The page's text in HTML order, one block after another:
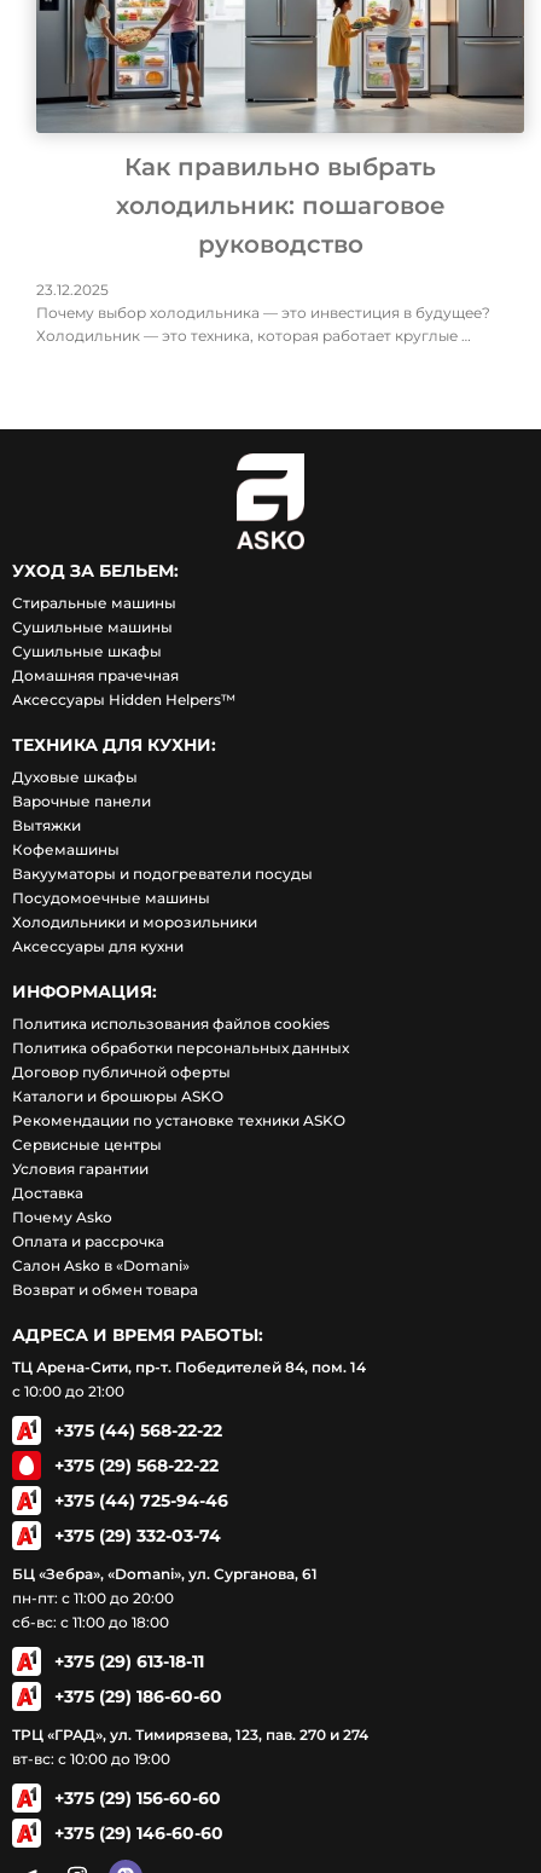
Как правильно выбрать
холодильник: пошаговое
руководство
23.12.2025
Почему выбор холодильника — это инвестиция в будущее?
Холодильник — это техника, которая работает круглые …
УХОД ЗА БЕЛЬЕМ:
Стиральные машины
Сушильные машины
Сушильные шкафы
Домашняя прачечная
Аксессуары Hidden Helpers™
ТЕХНИКА ДЛЯ КУХНИ:
Духовые шкафы
Варочные панели
Вытяжки
Кофемашины
Вакууматоры и подогреватели посуды
Посудомоечные машины
Холодильники и морозильники
Аксессуары для кухни
ИНФОРМАЦИЯ:
Политика использования файлов cookies
Политика обработки персональных данных
Договор публичной оферты
Каталоги и брошюры ASKO
Рекомендации по установке техники ASKO
Сервисные центры
Условия гарантии
Доставка
Почему Asko
Оплата и рассрочка
Салон Asko в «Domani»
Возврат и обмен товара
АДРЕСА И ВРЕМЯ РАБОТЫ:
ТЦ Арена-Сити, пр-т. Победителей 84, пом. 14
с 10:00 до 21:00
+375 (44) 568-22-22
+375 (29) 568-22-22
+375 (44) 725-94-46
+375 (29) 332-03-74
БЦ «Зебра», «Domani», ул. Сурганова, 61
пн-пт: с 11:00 до 20:00
сб-вс: с 11:00 до 18:00
+375 (29) 613-18-11
+375 (29) 186-60-60
ТРЦ «ГРАД», ул. Тимирязева, 123, пав. 270 и 274
вт-вс: с 10:00 до 19:00
+375 (29) 156-60-60
+375 (29) 146-60-60